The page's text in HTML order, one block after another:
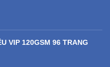
VIP 120GSM 96 TRANG